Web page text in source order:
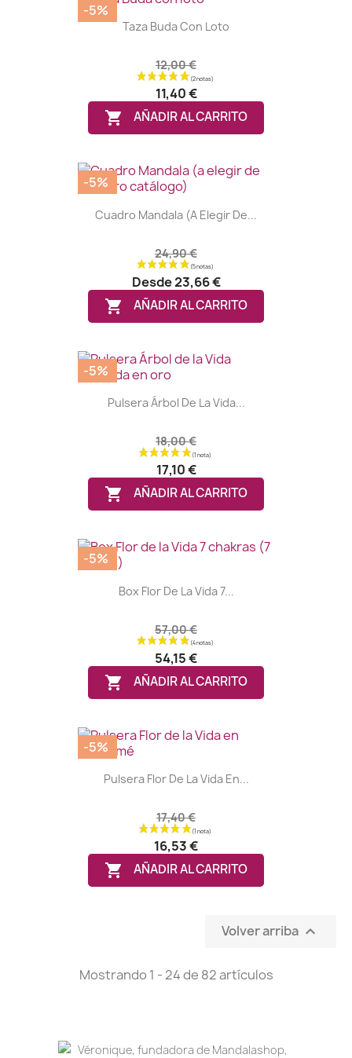
Taza Buda Con Loto
12,00 €
11,40 €
 AÑADIR AL CARRITO
-5%
Cuadro Mandala (a Elegir De...
24,90 €
Desde23,66 €
 AÑADIR AL CARRITO
-5%
Pulsera Árbol De La Vida...
18,00 €
17,10 €
 AÑADIR AL CARRITO
-5%
Box Flor De La Vida 7...
57,00 €
54,15 €
 AÑADIR AL CARRITO
-5%
Pulsera Flor De La Vida En...
17,40 €
16,53 €
 AÑADIR AL CARRITO
-5%
Volver arriba 
Mostrando 1 - 24 de 82 artículos